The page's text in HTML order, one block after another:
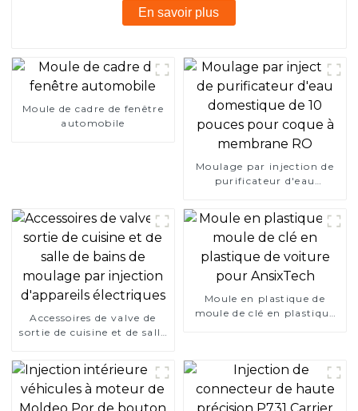
En savoir plus
Moule de cadre de fenêtre
automobile
Moulage par injection de
purificateur d'eau
RO
Accessoires de valve de
sortie de cuisine et de salle
électriques
Moule en plastique de
moule de clé en plastique